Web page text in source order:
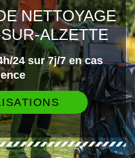
NETTOYAGE
ALZETTE
24 sur 7j/7 en cas